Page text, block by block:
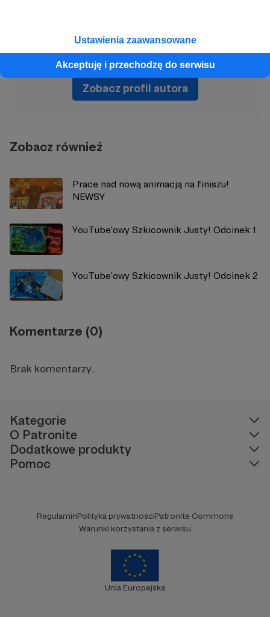
Ustawienia zaawansowane
Akceptuję i przechodzę do serwisu
Justyna Margielewska
Zobacz profil autora
Zobacz również
Prace nad nową animacją na finiszu!
NEWSY
YouTube'owy Szkicownik Justy! Odcinek 1
YouTube'owy Szkicownik Justy! Odcinek 2
Komentarze (0)
Brak komentarzy...
Kategorie
O Patronite
Dodatkowe produkty
Pomoc
RegulaminPolityka prywatnościPatronite Commons
Warunki korzystania z serwisu
Unia Europejska